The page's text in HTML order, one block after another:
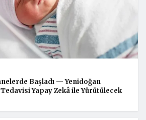
Başladı — Yenidoğan
Yapay Zekâ ile Yürütülecek